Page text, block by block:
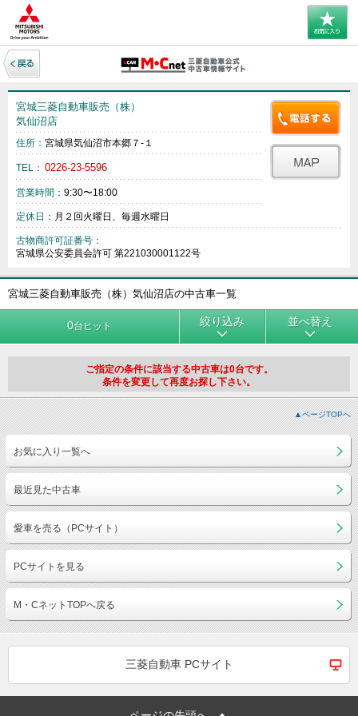
宮城三菱自動車販売（株）
気仙沼店
住所： 宮城県気仙沼市本郷７‐１
TEL： 0226-23-5596
営業時間： 9:30〜18:00
定休日： 月２回火曜日、毎週水曜日
古物商許可証番号：
宮城県公安委員会許可 第221030001122号
宮城三菱自動車販売（株）気仙沼店の中古車一覧
0台ヒット 絞り込み 並べ替え
ご指定の条件に該当する中古車は0台です。
条件を変更して再度お探し下さい。
▲ページTOPへ
お気に入り一覧へ
最近見た中古車
愛車を売る（PCサイト）
PCサイトを見る
M・CネットTOPへ戻る
三菱自動車 PCサイト